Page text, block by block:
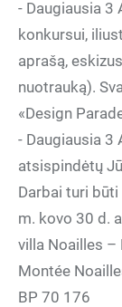
- Daugiausia
konkursui,
aprašą,
nuotrauką).
«Design
- Daugiausia 3
atsispindėtų
Darbai turi
m. kovo 30 d.
villa Noailles –
Montée
BP 70 176